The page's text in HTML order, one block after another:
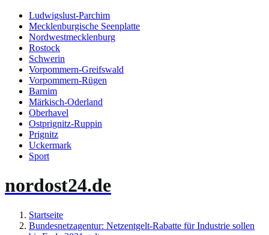
Ludwigslust-Parchim
Mecklenburgische Seenplatte
Nordwestmecklenburg
Rostock
Schwerin
Vorpommern-Greifswald
Vorpommern-Rügen
Barnim
Märkisch-Oderland
Oberhavel
Ostprignitz-Ruppin
Prignitz
Uckermark
Sport
nordost24.de
Startseite
Bundesnetzagentur: Netzentgelt-Rabatte für Industrie sollen